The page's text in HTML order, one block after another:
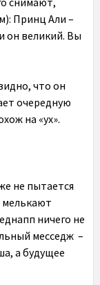
Принц Али –
он великий. Вы
что он
очередную
на «ух».
не пытается
мелькают
ничего не
месседж –
а будущее